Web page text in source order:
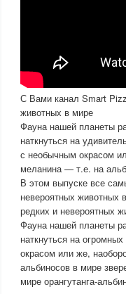
С Вами канал Smart
животных в мире
Фауна нашей планеты
наткнуться на
с необычным окрасом
меланина — т.е. на
В этом выпуске все
невероятных животных
редких и невероятных
Фауна нашей планеты
наткнуться на
окрасом или же,
альбиносов в мире
мире орангутанга-